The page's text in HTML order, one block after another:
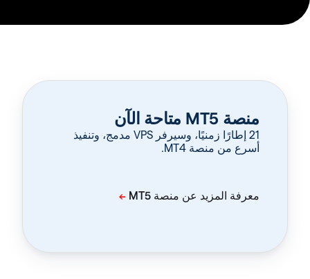
منصة MT5 متاحة الآن
‏21 إطارًا زمنيًا، وسيرفر VPS مدمج، وتنفيذ
أسرع من منصة MT4.